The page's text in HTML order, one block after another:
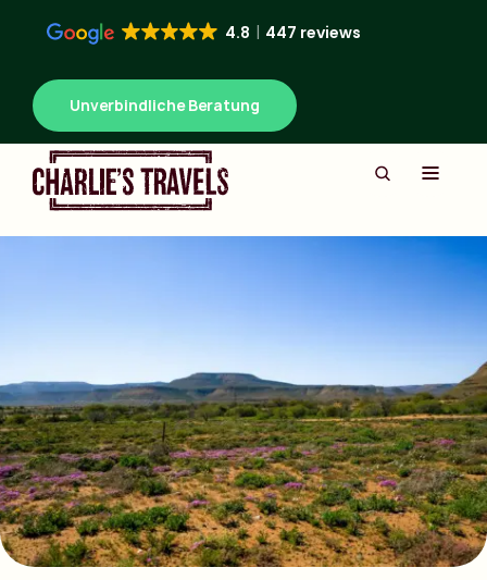
4.8 447 reviews
Unverbindliche Beratung